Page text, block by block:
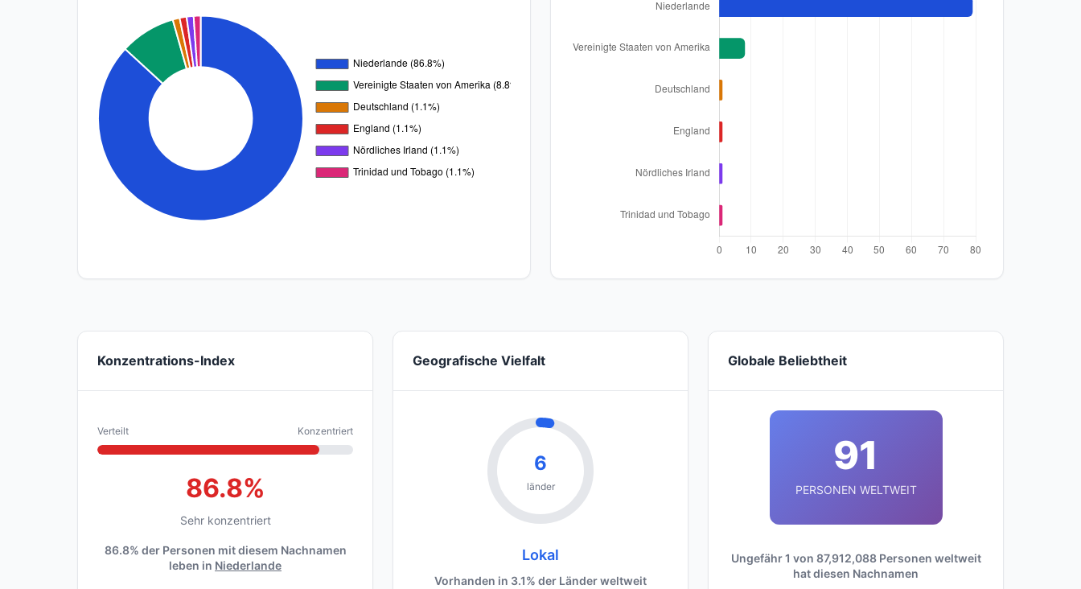
Konzentrations-Index
Verteilt Konzentriert
86.8%
Sehr konzentriert
86.8% der Personen mit diesem Nachnamen
leben in Niederlande
Geografische Vielfalt
6
länder
Lokal
Vorhanden in 3.1% der Länder weltweit
Globale Beliebtheit
91
PERSONEN WELTWEIT
Ungefähr 1 von 87,912,088 Personen weltweit
hat diesen Nachnamen